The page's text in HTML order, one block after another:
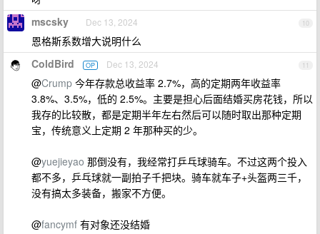
10
mscsky Dec 13, 2024
恩格斯系数增大说明什么
11
ColdBird OP Dec 13, 2024
@Crump 今年存款总收益率 2.7%，高的定期两年收益率
3.8%、3.5%，低的 2.5%。主要是担心后面结婚买房花钱，所以
我存的比较散，都是定期半年左右然后可以随时取出那种定期
宝，传统意义上定期 2 年那种买的少。
@yuejieyao 那倒没有，我经常打乒乓球骑车。不过这两个投入
都不多，乒乓球就一副拍子千把块。骑车就车子+头盔两三千，
没有搞太多装备，搬家不方便。
@fancymf 有对象还没结婚